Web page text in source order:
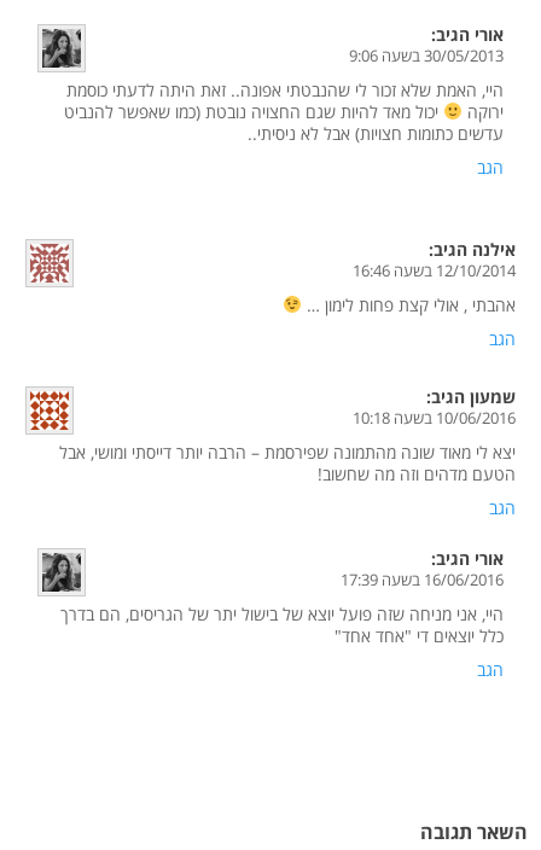
אורי הגיב:
30/05/2013 בשעה 9:06
היי, האמת שלא זכור לי שהנבטתי אפונה.. זאת היתה לדעתי כוסמת
ירוקה
יכול מאד להיות שגם החצויה נובטת (כמו שאפשר להנביט
עדשים כתומות חצויות) אבל לא ניסיתי..
הגב
אילנה הגיב:
12/10/2014 בשעה 16:46
אהבתי , אולי קצת פחות לימון …
הגב
שמעון הגיב:
10/06/2016 בשעה 10:18
יצא לי מאוד שונה מהתמונה שפירסמת – הרבה יותר דייסתי ומושי, אבל
הטעם מדהים וזה מה שחשוב!
הגב
אורי הגיב:
16/06/2016 בשעה 17:39
היי, אני מניחה שזה פועל יוצא של בישול יתר של הגריסים, הם בדרך
כלל יוצאים די "אחד אחד"
הגב
השאר תגובה